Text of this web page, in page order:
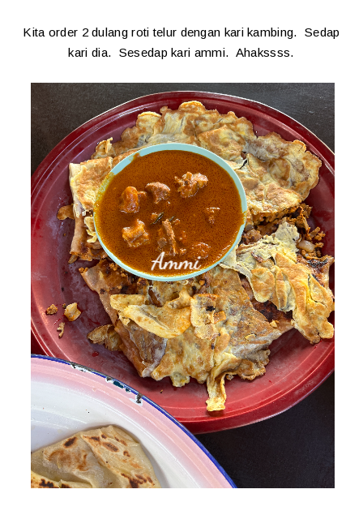
Kita order 2 dulang roti telur dengan kari kambing. Sedap
kari dia. Sesedap kari ammi. Ahakssss.